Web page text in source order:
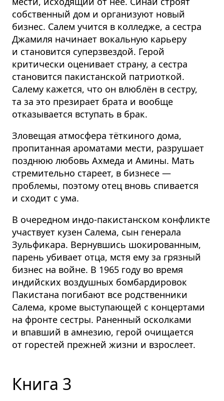
собственный дом и организуют новый
бизнес. Салем учится в колледже, а сестра
Джамиля начинает вокальную карьеру
и становится суперзвездой. Герой
критически оценивает страну, а сестра
становится пакистанской патриоткой.
Салему кажется, что он влюблён в сестру,
та за это презирает брата и вообще
отказывается вступать в брак.
Зловещая атмосфера тёткиного дома,
пропитанная ароматами мести, разрушает
позднюю любовь Ахмеда и Амины. Мать
стремительно стареет, в бизнесе —
проблемы, поэтому отец вновь спивается
и сходит с ума.
В очередном индо-пакистанском конфликте
участвует кузен Салема, сын генерала
Зульфикара. Вернувшись шокированным,
парень убивает отца, мстя ему за грязный
бизнес на войне. В 1965 году во время
индийских воздушных бомбардировок
Пакистана погибают все родственники
Салема, кроме выступающей с концертами
на фронте сестры. Раненный осколками
и впавший в амнезию, герой очищается
от горестей прежней жизни и взрослеет.
Книга 3